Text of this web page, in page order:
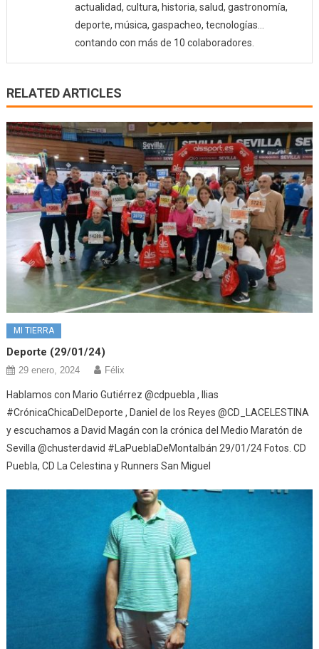
actualidad, cultura, historia, salud, gastronomía,
deporte, música, gaspacheo, tecnologías…
contando con más de 10 colaboradores.
RELATED ARTICLES
MI TIERRA
Deporte (29/01/24)
29 enero, 2024 Félix
Hablamos con Mario Gutiérrez @cdpuebla , Ilias
#CrónicaChicaDelDeporte , Daniel de los Reyes @CD_LACELESTINA
y escuchamos a David Magán con la crónica del Medio Maratón de
Sevilla @chusterdavid #LaPueblaDeMontalbán 29/01/24 Fotos. CD
Puebla, CD La Celestina y Runners San Miguel